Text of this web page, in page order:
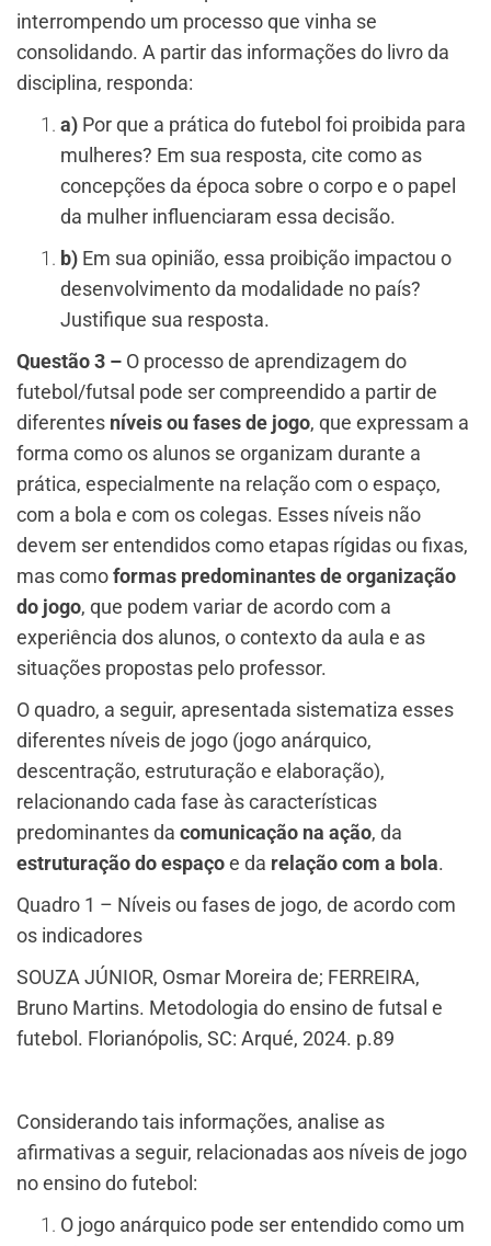
interrompendo um processo que vinha se
consolidando. A partir das informações do livro da
disciplina, responda:
a) Por que a prática do futebol foi proibida para
mulheres? Em sua resposta, cite como as
concepções da época sobre o corpo e o papel
da mulher influenciaram essa decisão.
b) Em sua opinião, essa proibição impactou o
desenvolvimento da modalidade no país?
Justifique sua resposta.
Questão 3 – O processo de aprendizagem do
futebol/futsal pode ser compreendido a partir de
diferentes níveis ou fases de jogo, que expressam a
forma como os alunos se organizam durante a
prática, especialmente na relação com o espaço,
com a bola e com os colegas. Esses níveis não
devem ser entendidos como etapas rígidas ou fixas,
mas comoformas predominantes de organização
do jogo, que podem variar de acordo com a
experiência dos alunos, o contexto da aula e as
situações propostas pelo professor.
O quadro, a seguir, apresentada sistematiza esses
diferentes níveis de jogo (jogo anárquico,
descentração, estruturação e elaboração),
relacionando cada fase às características
predominantes da comunicação na ação, da
estruturação do espaçoe da relação com a bola.
Quadro 1 – Níveis ou fases de jogo, de acordo com
os indicadores
SOUZA JÚNIOR, Osmar Moreira de; FERREIRA,
Bruno Martins. Metodologia do ensino de futsal e
futebol. Florianópolis, SC: Arqué, 2024. p.89
Considerando tais informações, analise as
afirmativas a seguir, relacionadas aos níveis de jogo
no ensino do futebol:
O jogo anárquico pode ser entendido como um